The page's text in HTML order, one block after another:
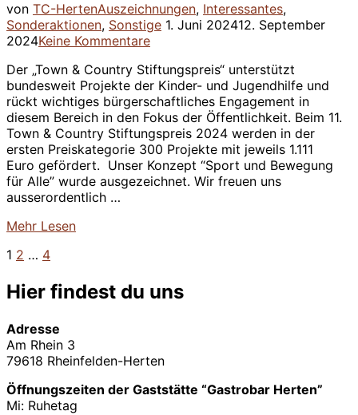
von TC-HertenAuszeichnungen, Interessantes,
Sonderaktionen, SonstigeVeröffentlicht
1. Juni 202412. September
2024Keine Kommentare
Der „Town & Country Stiftungspreis“ unterstützt
bundesweit Projekte der Kinder- und Jugendhilfe und
rückt wichtiges bürgerschaftliches Engagement in
diesem Bereich in den Fokus der Öffentlichkeit. Beim 11.
Town & Country Stiftungspreis 2024 werden in der
ersten Preiskategorie 300 Projekte mit jeweils 1.111
Euro gefördert. Unser Konzept “Sport und Bewegung
für Alle” wurde ausgezeichnet. Wir freuen uns
ausserordentlich …
Mehr über
stehen
Preisträger
11.
Town
&
Country
Stiftungspreis
Lesen
Seitennummerierung
der
1 2 … 4
Hier findest du uns
Adresse
Am Rhein 3
79618 Rheinfelden-Herten
Öffnungszeiten der Gaststätte “Gastrobar Herten”
Mi: Ruhetag